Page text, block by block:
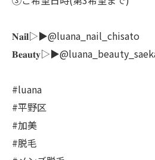
𝐍𝐚𝐢𝐥▷▶@luana_nail_chisato
#luana
#平野区
#加美
#脱毛